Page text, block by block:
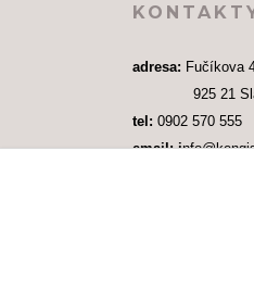
adresa: Fučíkova
925 21
tel: 0902 570 555
email: i